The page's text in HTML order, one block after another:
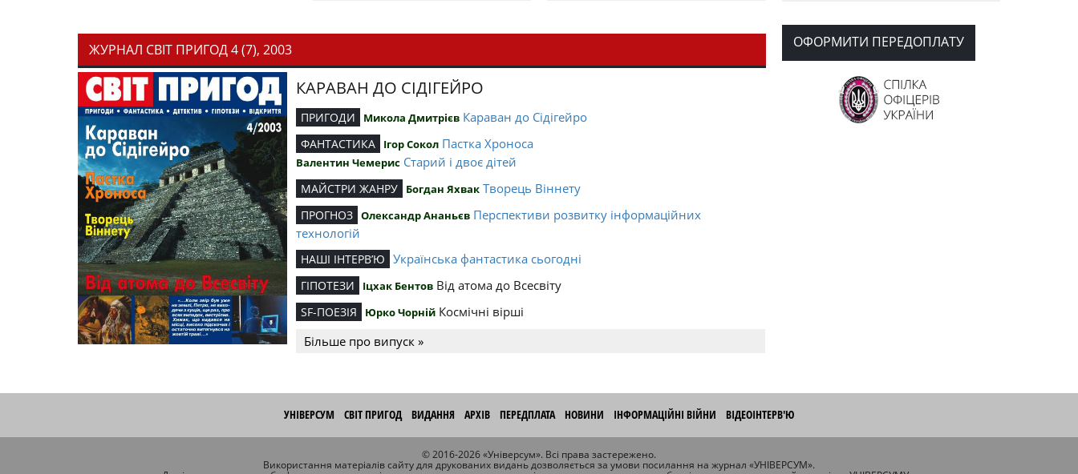
День Вишиванки в Норт Порті
OPUS MAGNUM Олега К. Романчука
ЖУРНАЛ СВІТ ПРИГОД 4 (7), 2003
КАРАВАН ДО СІДІГЕЙРО
ПРИГОДИ Микола Дмитрієв Караван до Сідігейро
ФАНТАСТИКА Ігор Сокол Пастка Хроноса
Валентин Чемерис Старий і двоє дітей
МАЙСТРИ ЖАНРУ Богдан Яхвак Творець Віннету
ПРОГНОЗ Олександр Ананьєв Перспективи розвитку інформаційних
технологій
НАШІ ІНТЕРВ’Ю Українська фантастика сьогодні
ГІПОТЕЗИ Іцхак Бентов Від атома до Всесвіту
SF-ПОЕЗІЯ Юрко Чорній Космічні вірші
Більше про випуск »
ОФОРМИТИ ПЕРЕДОПЛАТУ
УНІВЕРСУМ СВІТ ПРИГОД ВИДАННЯ АРХІВ ПЕРЕДПЛАТА НОВИНИ ІНФОРМАЦІЙНІ ВІЙНИ ВІДЕОІНТЕРВ'Ю
© 2016-2026 «Універсум». Всі права застережено.
Використання матеріалів сайту для друкованих видань дозволяється за умови посилання на журнал «УНІВЕРСУМ».